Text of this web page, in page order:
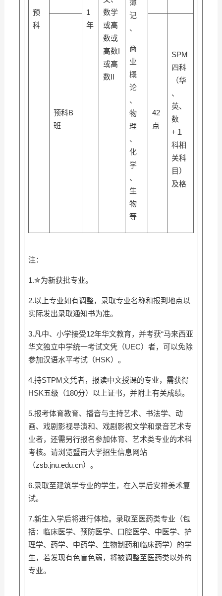
预
科
1
年
数学
或高
数或
高数I
或高
数II
簿
记
、
商
业
概
论
、
物
理
、
化
学
、
生
物
等
预科B
班
42
点
SPM
四科
（华
、
英、
数
+１
科相
关科
目）
及格
注：
1.✮为新获批专业。
2.以上专业如有调整，录取专业名称和报到地点以
实际发出录取通知书为准。
3.凡中、小学接受12年华文教育，并考获“马来西亚
华文独立中学统一考试文凭（UEC）者，可以免除
参加汉语水平考试（HSK）。
4.持STPM文凭者，报读中文授课的专业，需获得
HSK五级（180分）以上证书，并附上有关成绩。
5.报考体育教育、播音与主持艺术、书法学、动
画、戏剧影视导演和、戏剧影视文学和录音艺术专
业者，还需另行报名参加体育、艺术类专业的术科
考核。请浏览暨南大学招生信息网站
（zsb.jnu.edu.cn）。
6.录取至建筑学专业的学生，在入学后安排美术复
试。
7.新生入学后将进行体检。录取至医药类专业（包
括：临床医学、预防医学、口腔医学、中医学、护
理学、药学、中药学、生物制药和临床药学）的学
生，若发现有色盲色弱，将被调整至医药类以外的
专业。